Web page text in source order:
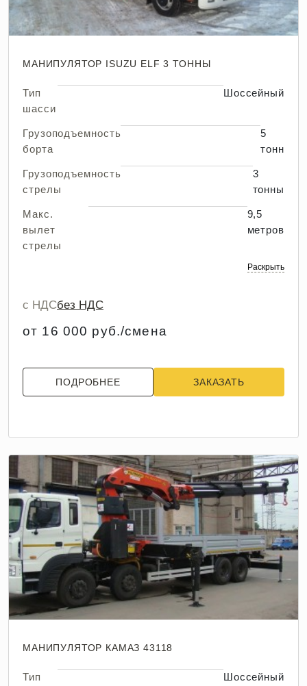
МАНИПУЛЯТОР ISUZU ELF 3 ТОННЫ
Тип
шасси
Шоссейный
Грузоподъемность
борта
5
тонн
Грузоподъемность
стрелы
3
тонны
Макс.
вылет
стрелы
9,5
метров
Раскрыть
с НДСбез НДС
от 16 000 руб./смена
ПОДРОБНЕЕ ЗАКАЗАТЬ
МАНИПУЛЯТОР КАМАЗ 43118
Тип
Шоссейный